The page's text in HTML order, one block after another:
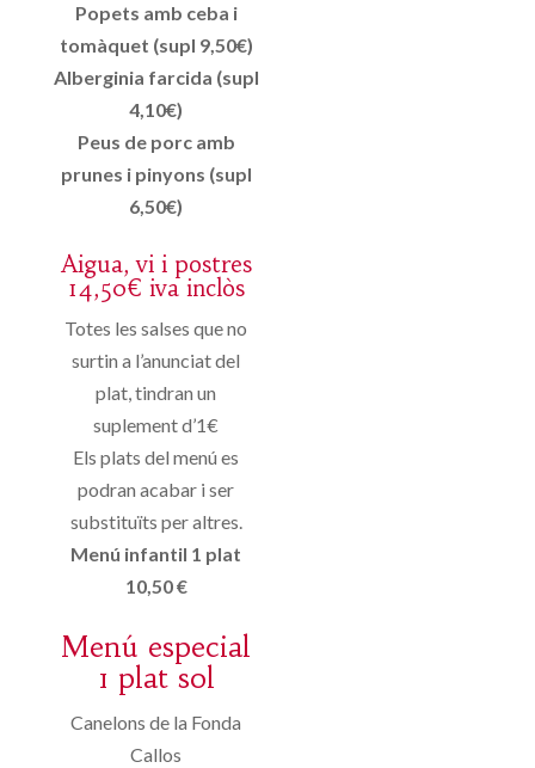
Popets amb ceba i
tomàquet (supl 9,50€)
Alberginia farcida (supl
4,10€)
Peus de porc amb
prunes i pinyons (supl
6,50€)
Aigua, vi i postres
14,50€ iva inclòs
Totes les salses que no
surtin a l’anunciat del
plat, tindran un
suplement d’1€
Els plats del menú es
podran acabar i ser
substituïts per altres.
Menú infantil 1 plat
10,50 €
Menú especial
1 plat sol
Canelons de la Fonda
Callos